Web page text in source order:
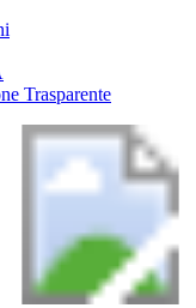
Trasparente